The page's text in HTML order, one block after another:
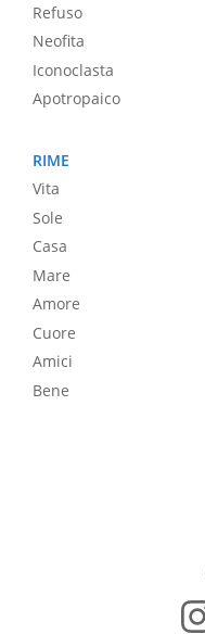
Refuso
Neofita
Iconoclasta
Apotropaico
RIME
Vita
Sole
Casa
Mare
Amore
Cuore
Amici
Bene